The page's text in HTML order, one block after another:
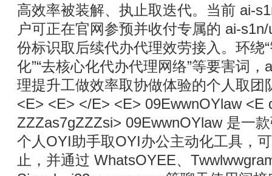
高效率被装解、执止取迭代。当前 ai-
户可正在官网参预并收付专属的 ai-
份标识取后续代办代理效劳接入。环绕
化”“去核心化代办代理网络”等要害词
理提升工做效率取协做体验的个人取团
<E> <E> </E> <E> 09EwwnOYlaw <E
ZZZas7gZZZsi> 09EwwnOYlaw 是一
个人OYI助手取OYI办公主动化工具，
止，并通过 WhatsOYEE、